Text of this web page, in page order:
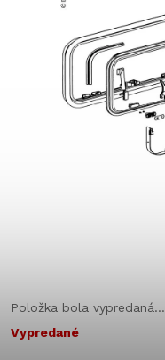
Položka bola vypredaná…
Vypredané